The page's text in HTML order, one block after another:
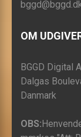
OM
BGGD Digital
Dalgas
Danmark
OBS: